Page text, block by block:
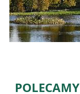
POLECAMY